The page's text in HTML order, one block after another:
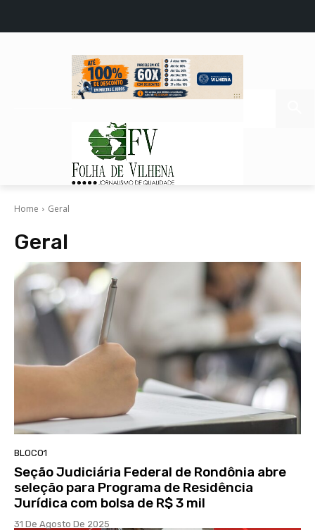
Home Geral
Geral
BLOCO1
Seção Judiciária Federal de Rondônia abre
seleção para Programa de Residência
Jurídica com bolsa de R$ 3 mil
31 De Agosto De 2025